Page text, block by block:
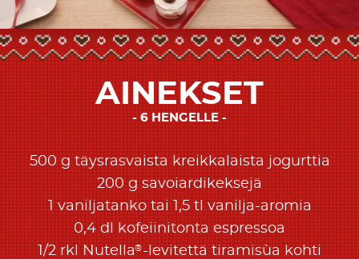
AINEKSET
6 HENGELLE
500 g täysrasvaista kreikkalaista jogurttia
200 g savoiardikeksejä
1 vaniljatanko tai 1,5 tl vanilja-aromia
0,4 dl kofeiinitonta espressoa
1/2 rkl Nutella®-levitettä tiramisùa kohti